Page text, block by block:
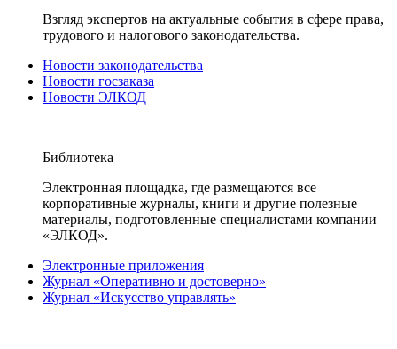
Взгляд экспертов на актуальные события в сфере права,
трудового и налогового законодательства.
Новости законодательства
Новости госзаказа
Новости ЭЛКОД
Библиотека
Электронная площадка, где размещаются все
корпоративные журналы, книги и другие полезные
материалы, подготовленные специалистами компании
«ЭЛКОД».
Электронные приложения
Журнал «Оперативно и достоверно»
Журнал «Искусство управлять»